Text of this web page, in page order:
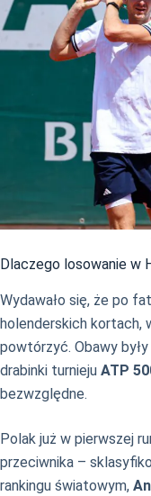
Dlaczego losowanie w
Wydawało się, że po
holenderskich kortach,
powtórzyć. Obawy
drabinki turnieju ATP
bezwzględne.
Polak już w pierwszej
przeciwnika –
rankingu światowym,